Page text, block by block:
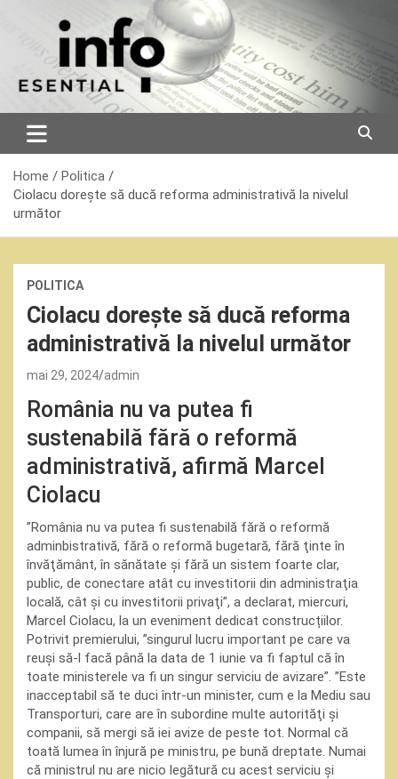
Home
Politica
Ciolacu dorește să ducă reforma administrativă la nivelul
următor
POLITICA
Ciolacu dorește să ducă reforma
administrativă la nivelul următor
mai 29, 2024 admin
România nu va putea fi
sustenabilă fără o reformă
administrativă, afirmă Marcel
Ciolacu
”România nu va putea fi sustenabilă fără o reformă
adminbistrativă, fără o reformă bugetară, fără ţinte în
învăţământ, în sănătate şi fără un sistem foarte clar,
public, de conectare atât cu investitorii din administraţia
locală, cât şi cu investitorii privaţi”, a declarat, miercuri,
Marcel Ciolacu, la un eveniment dedicat construcțiilor.
Potrivit premierului, ”singurul lucru important pe care va
reuşi să-l facă până la data de 1 iunie va fi faptul că în
toate ministerele va fi un singur serviciu de avizare”. ”Este
inacceptabil să te duci într-un minister, cum e la Mediu sau
Transporturi, care are în subordine multe autorităţi şi
companii, să mergi să iei avize de peste tot. Normal că
toată lumea în înjură pe ministru, pe bună dreptate. Numai
că ministrul nu are nicio legătură cu acest serviciu şi